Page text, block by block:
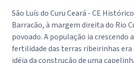
São Luís do Curu Ceará - CE
Barracão, à margem direita do Rio
povoado. A população ia crescendo
fertilidade das terras ribeirinhas era
idéia da construção de uma